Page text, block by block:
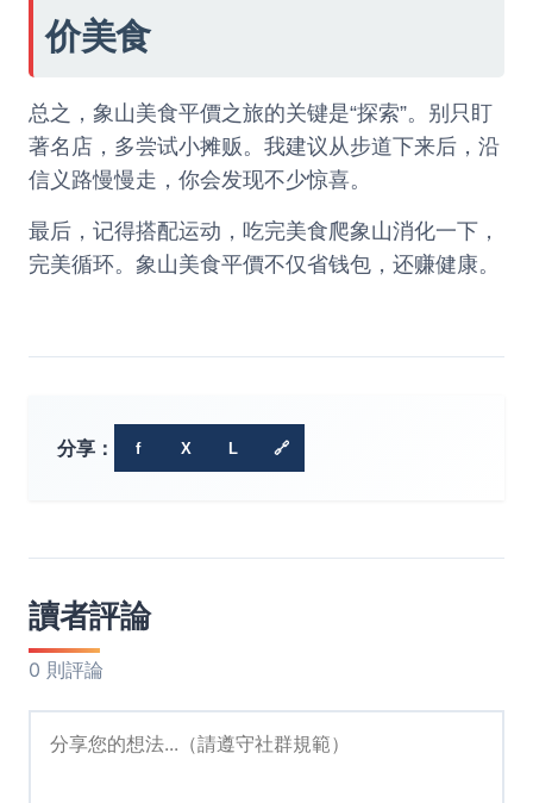
价美食
总之，象山美食平價之旅的关键是“探索”。别只盯
著名店，多尝试小摊贩。我建议从步道下来后，沿
信义路慢慢走，你会发现不少惊喜。
最后，记得搭配运动，吃完美食爬象山消化一下，
完美循环。象山美食平價不仅省钱包，还赚健康。
分享： f X L 🔗
讀者評論
0 則評論